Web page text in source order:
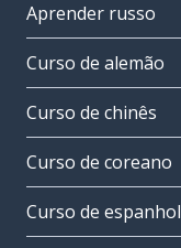
Aprender russo
Curso de alemão
Curso de chinês
Curso de coreano
Curso de espanhol